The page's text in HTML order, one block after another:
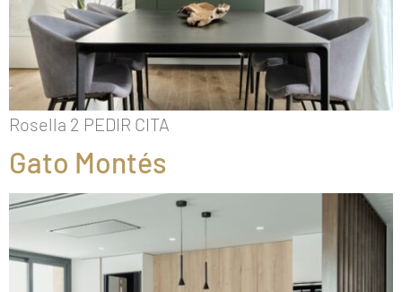
Rosella 2 PEDIR CITA
Gato Montés